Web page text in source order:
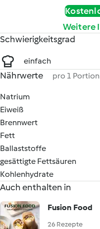
Weitere
Schwierigkeitsgrad
einfach
Nährwerte pro 1 Portion
Natrium
Eiweiß
Brennwert
Fett
Ballaststoffe
gesättigte Fettsäuren
Kohlenhydrate
Auch enthalten in
Fusion Food
26 Rezepte